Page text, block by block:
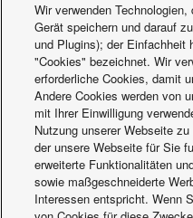
Wir verwenden
Gerät speichern und darauf
und Plugins); der Einfachheit
"Cookies" bezeichnet. Wir
erforderliche Cookies, damit
Andere Cookies werden von
mit Ihrer Einwilligung
Nutzung unserer Webseite
der unsere Webseite für Sie
erweiterte Funktionalitäten
sowie maßgeschneiderte
Interessen entspricht. Wenn